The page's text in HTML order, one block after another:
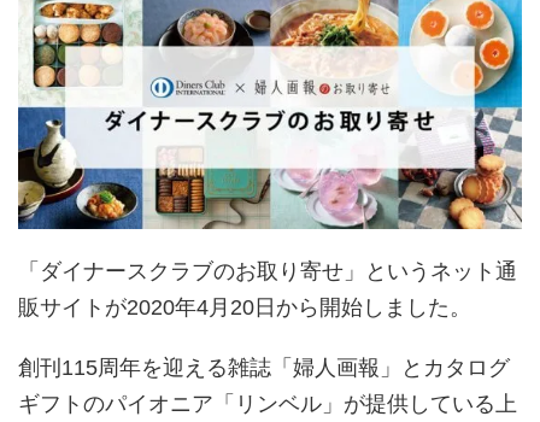
「ダイナースクラブのお取り寄せ」というネット通
販サイトが2020年4月20日から開始しました。
創刊115周年を迎える雑誌「婦人画報」とカタログ
ギフトのパイオニア「リンベル」が提供している上